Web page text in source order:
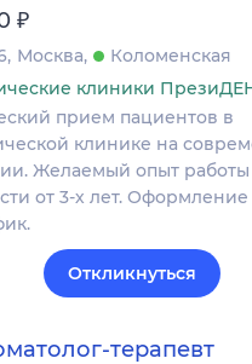
₽
Москва
Коломенская
клиники
прием пациентов в
клинике на
Желаемый опыт
от 3-х лет.
Откликнуться
терапевт